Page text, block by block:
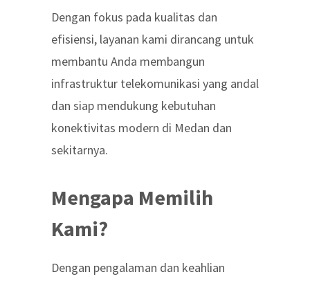
Dengan fokus pada kualitas dan
efisiensi, layanan kami dirancang untuk
membantu Anda membangun
infrastruktur telekomunikasi yang andal
dan siap mendukung kebutuhan
konektivitas modern di Medan dan
sekitarnya.
Mengapa Memilih
Kami?
Dengan pengalaman dan keahlian